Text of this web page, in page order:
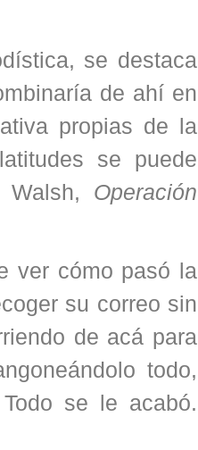
se destaca
de ahí en
propias de la
se puede
Operación
ver cómo pasó la
su correo sin
de acá para
todo,
se le acabó.